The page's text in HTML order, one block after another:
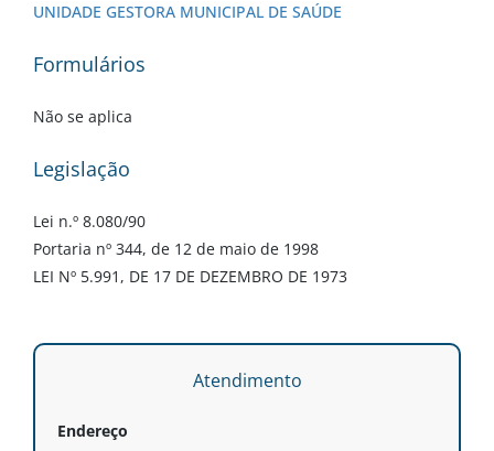
UNIDADE GESTORA MUNICIPAL DE SAÚDE
Formulários
Não se aplica
Legislação
Lei n.º 8.080/90
Portaria nº 344, de 12 de maio de 1998
LEI Nº 5.991, DE 17 DE DEZEMBRO DE 1973
Atendimento
Endereço